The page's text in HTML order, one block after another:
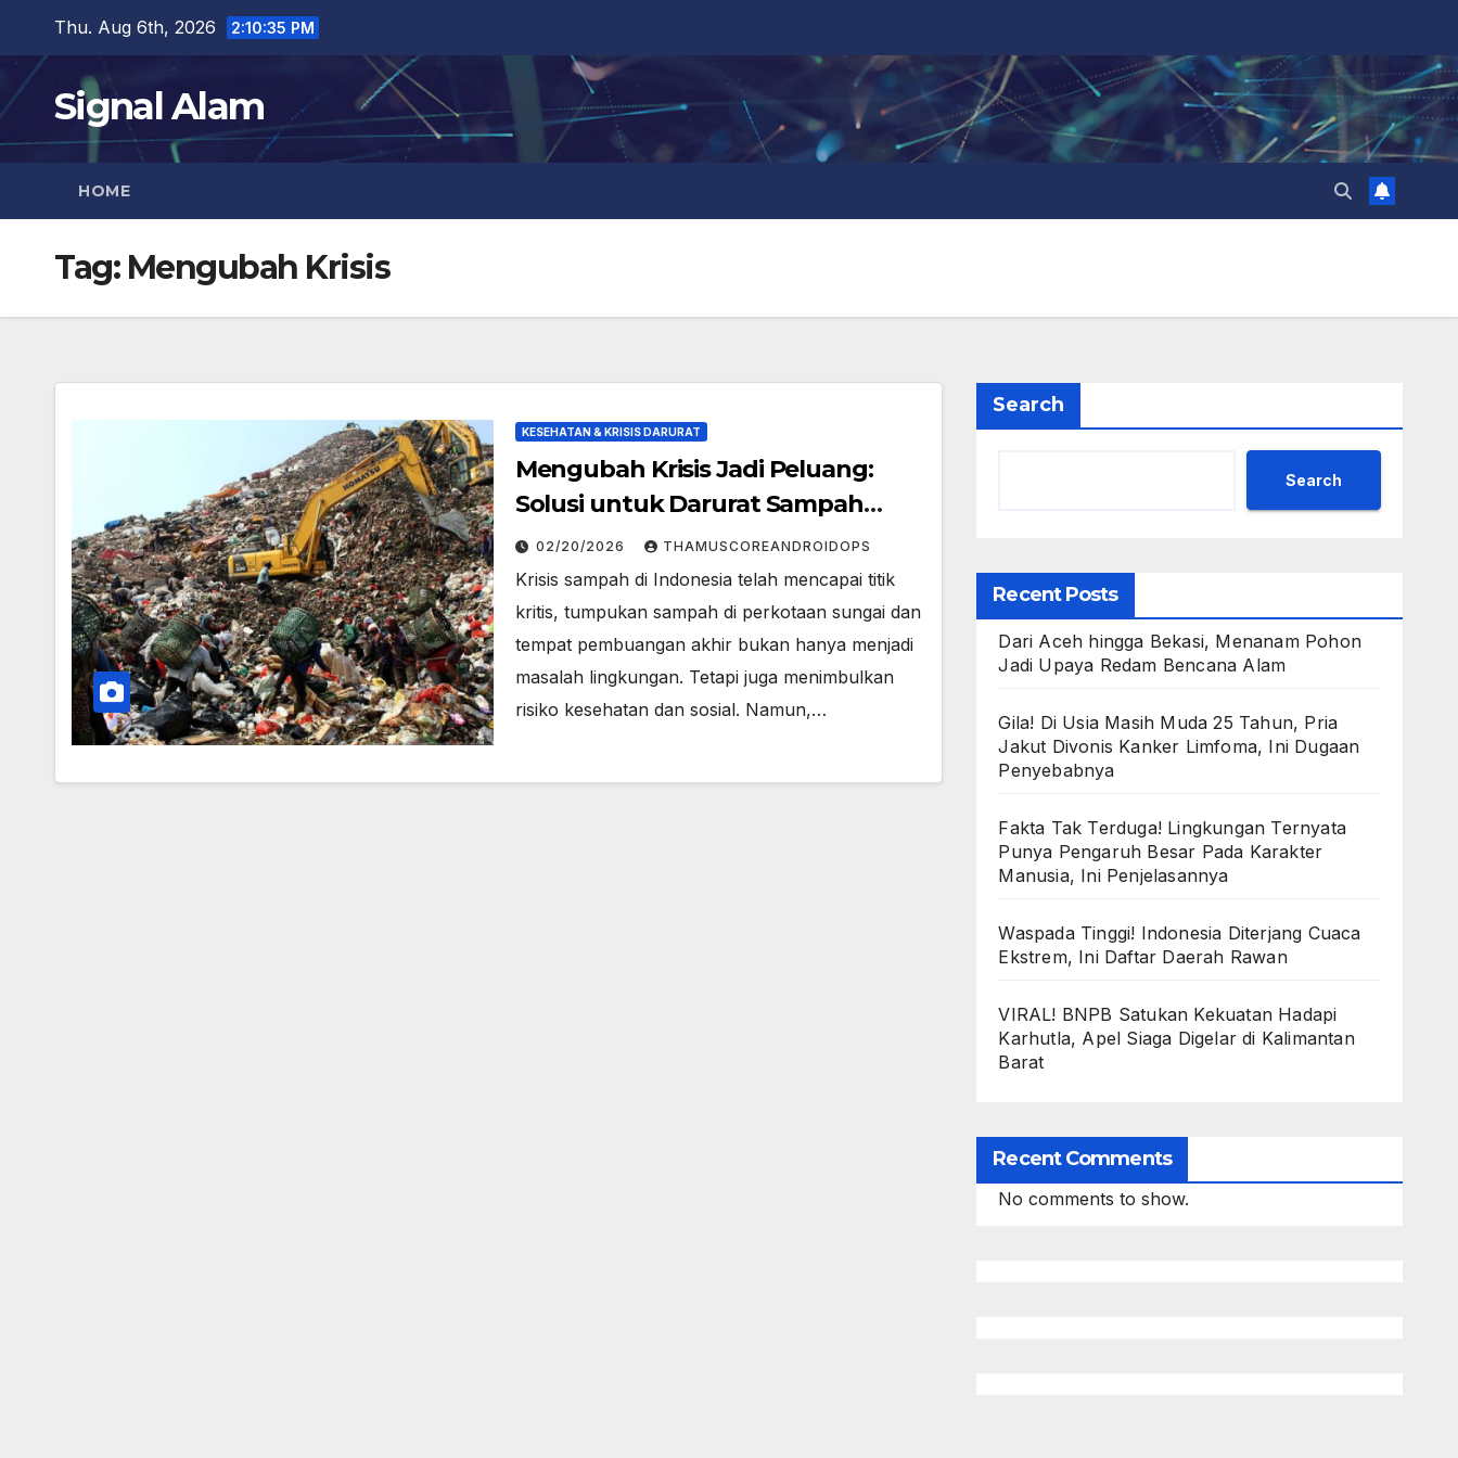
content
Thu. Aug 6th, 2026 2:10:36 PM
Signal Alam
HOME
Tag: Mengubah Krisis
KESEHATAN & KRISIS DARURAT
Mengubah Krisis Jadi Peluang:
Solusi untuk Darurat Sampah
Indonesia
02/20/2026 THAMUSCOREANDROIDOPS
Krisis sampah di Indonesia telah mencapai titik
kritis, tumpukan sampah di perkotaan sungai dan
tempat pembuangan akhir bukan hanya menjadi
masalah lingkungan. Tetapi juga menimbulkan
risiko kesehatan dan sosial. Namun,…
Search
Search
Recent Posts
Dari Aceh hingga Bekasi, Menanam Pohon
Jadi Upaya Redam Bencana Alam
Gila! Di Usia Masih Muda 25 Tahun, Pria
Jakut Divonis Kanker Limfoma, Ini Dugaan
Penyebabnya
Fakta Tak Terduga! Lingkungan Ternyata
Punya Pengaruh Besar Pada Karakter
Manusia, Ini Penjelasannya
Waspada Tinggi! Indonesia Diterjang Cuaca
Ekstrem, Ini Daftar Daerah Rawan
VIRAL! BNPB Satukan Kekuatan Hadapi
Karhutla, Apel Siaga Digelar di Kalimantan
Barat
Recent Comments
No comments to show.